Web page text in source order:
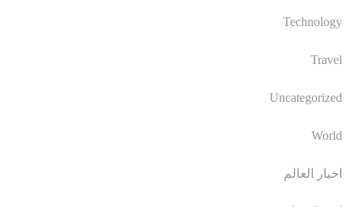
Technology
Travel
Uncategorized
World
اخبار العالم